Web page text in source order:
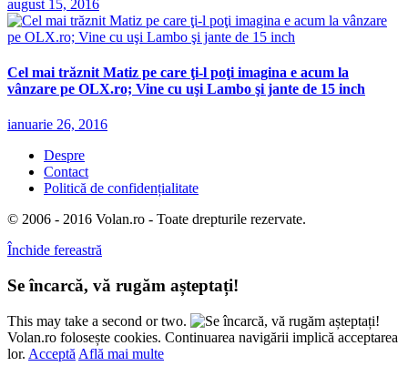
august 15, 2016
Cel mai trăznit Matiz pe care ţi-l poţi imagina e acum la
vânzare pe OLX.ro; Vine cu uşi Lambo şi jante de 15 inch
ianuarie 26, 2016
Despre
Contact
Politică de confidențialitate
© 2006 - 2016 Volan.ro - Toate drepturile rezervate.
Închide fereastră
Se încarcă, vă rugăm așteptați!
This may take a second or two.
Volan.ro folosește cookies. Continuarea navigării implică acceptarea
lor. Acceptă Află mai multe